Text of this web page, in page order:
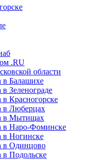
.RU
области
в Балашихе
Зеленограде
в Красногорске
в Люберцах
в Мытищах
в Наро-Фоминске
в Ногинске
в Одинцово
в Подольске